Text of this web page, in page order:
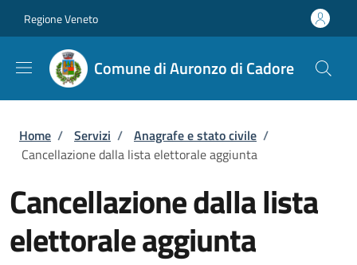
Regione Veneto
Comune di Auronzo di Cadore
Briciole di pane
Home / Servizi / Anagrafe e stato civile /
Cancellazione dalla lista elettorale aggiunta
Cancellazione dalla lista
elettorale aggiunta